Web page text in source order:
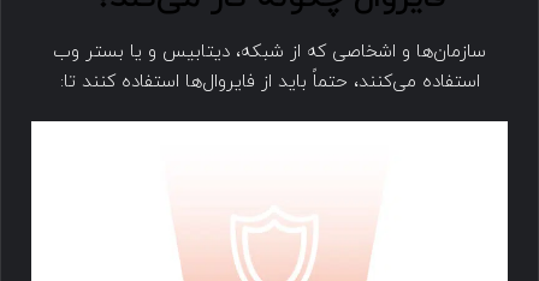
سازمان‌ها و اشخاصی که از شبکه، دیتابیس و یا بستر وب
استفاده می‌کنند، حتماً باید از فایروال‌ها استفاده کنند تا: